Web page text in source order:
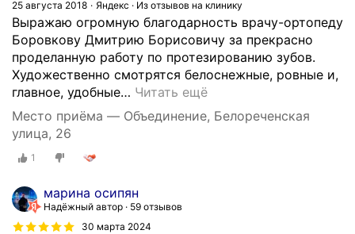
25 августа 2018 Яндекс · Из отзывов на клинику
Выражаю огромную благодарность врачу-ортопеду
Боровкову Дмитрию Борисовичу за прекрасно
проделанную работу по протезированию зубов.
Художественно смотрятся белоснежные, ровные и,
главное, удобные… Читать ещё
Место приёма — Объединение, Белореченская
улица, 26
1
марина осипян
Надёжный автор
59 отзывов
30 марта 2024